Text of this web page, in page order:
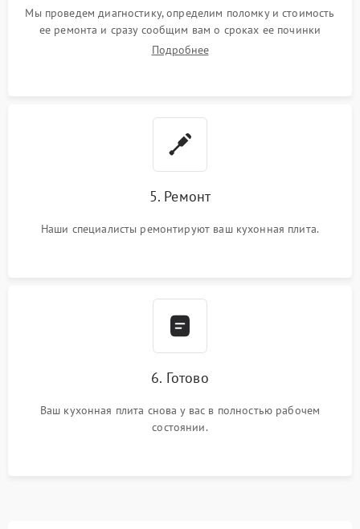
Мы проведем диагностику, определим поломку и стоимость
ее ремонта и сразу сообщим вам о сроках ее починки
Подробнее
5. Ремонт
Наши специалисты ремонтируют ваш кухонная плита.
6. Готово
Ваш кухонная плита снова у вас в полностью рабочем
состоянии.